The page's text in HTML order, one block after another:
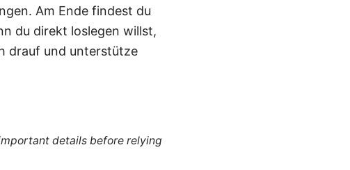
Am Ende findest du
du direkt loslegen willst,
drauf und unterstütze
details before relying